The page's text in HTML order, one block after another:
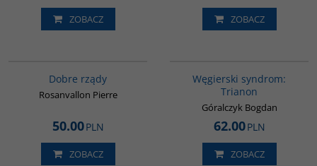
ZOBACZ ZOBACZ
Dobre rządy
Rosanvallon Pierre
50.00PLN
ZOBACZ
Węgierski syndrom:
Trianon
Góralczyk Bogdan
62.00PLN
ZOBACZ